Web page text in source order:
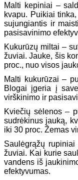
Malti kepiniai –
kvapu. Puikiai
sujungiantis ir
pasisavinimo
Kukurūzų miltai –
žuviai. Jauke, šis
proc., nuo visos
Malti kukurūzai –
Blogai įgeria į
virškinimo ir
Kviečių sėlenos –
sudrėkinus jauką,
iki 30 proc. Žemas
Saulėgrąžų
žuviai. Kai kurie
vandens iš
efektyvumas.